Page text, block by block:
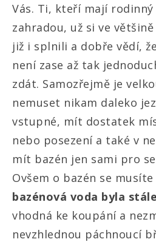
Vás. Ti, kteří mají rodinný
zahradou, už si ve
již i splnili a dobře vědí, že
není zase až tak
zdát. Samozřejmě je
nemuset nikam daleko
vstupné, mít dostatek
nebo posezení a také v
mít bazén jen sami pro
Ovšem o bazén se
bazénová voda byla
vhodná ke koupání a
nevzhlednou páchnoucí